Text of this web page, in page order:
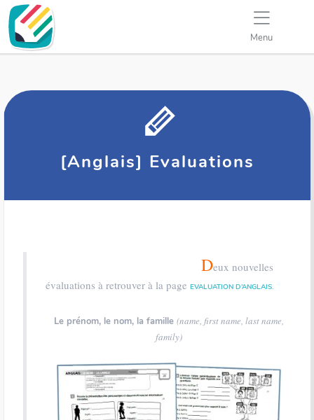
Menu
[Anglais] Evaluations
Deux nouvelles
évaluations à retrouver à la page EVALUATION D’ANGLAIS.
Le prénom, le nom, la famille (name, first name, last name,
family)